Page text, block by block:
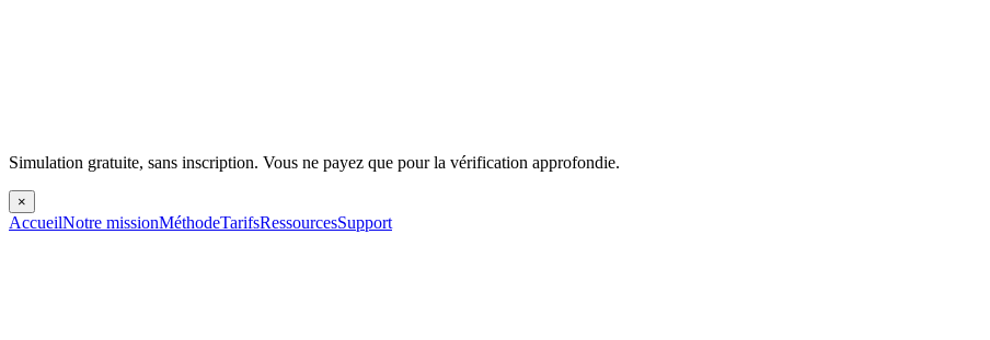
Simulation gratuite, sans inscription. Vous ne payez que pour la vérification approfondie.
×
AccueilNotre missionMéthodeTarifsRessourcesSupport